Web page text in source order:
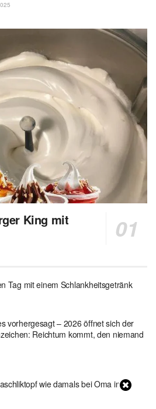
King mit
Tag mit einem Schlankheitsgetränk
vorhergesagt – 2026 öffnet sich der
Reichtum kommt, den niemand
wie damals bei Oma in 1